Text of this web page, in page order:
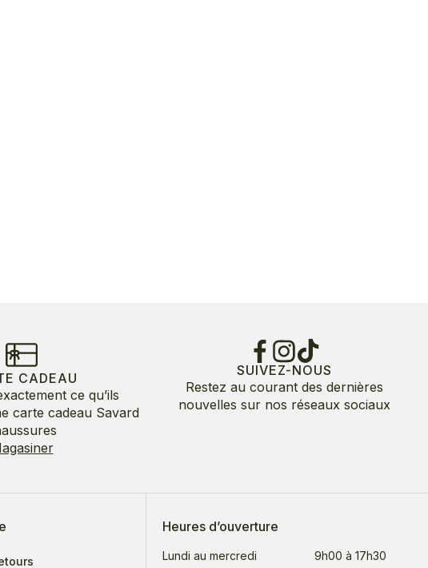
CADEAU
ce qu’ils
carte cadeau Savard
SUIVEZ-NOUS
Restez au courant des dernières
nouvelles sur nos réseaux sociaux
Heures d’ouverture
Lundi au mercredi 9h00 à 17h30